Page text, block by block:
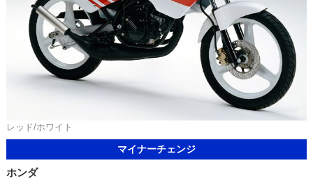
レッド/ホワイト
マイナーチェンジ
ホンダ